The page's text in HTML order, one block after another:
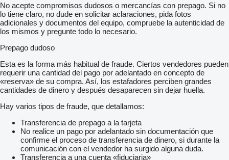
No acepte compromisos dudosos o mercancías con prepago. Si no
lo tiene claro, no dude en solicitar aclaraciones, pida fotos
adicionales y documentos del equipo, compruebe la autenticidad de
los mismos y pregunte todo lo necesario.
Prepago dudoso
Esta es la forma más habitual de fraude. Ciertos vendedores pueden
requerir una cantidad del pago por adelantado en concepto de
«reserva» de su compra. Así, los estafadores perciben grandes
cantidades de dinero y después desaparecen sin dejar huella.
Hay varios tipos de fraude, que detallamos:
Transferencia de prepago a la tarjeta
No realice un pago por adelantado sin documentación que
confirme el proceso de transferencia de dinero, si durante la
comunicación con el vendedor ha surgido alguna duda.
Transferencia a una cuenta «fiduciaria»